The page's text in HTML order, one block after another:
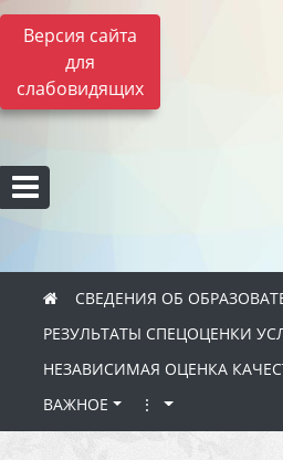
Версия сайта
для
слабовидящих
СВЕДЕНИЯ ОБ
РЕЗУЛЬТАТЫ СПЕЦОЦЕНКИ
НЕЗАВИСИМАЯ ОЦЕНКА
ВАЖНОЕ
⋮